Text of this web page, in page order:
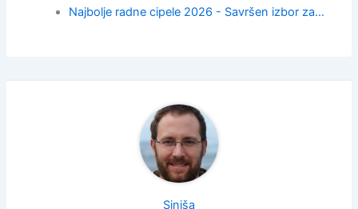
Najbolje radne cipele 2026 - Savršen izbor za…
Siniša